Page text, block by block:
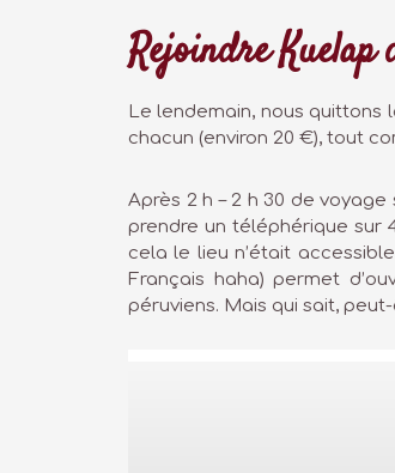
Rejoindre Kuelap
Le lendemain, nous quittons
chacun (environ 20 €), tout
Après 2 h – 2 h 30 de
prendre un téléphérique sur
cela le lieu n’était
Français haha) permet
péruviens. Mais qui sait,